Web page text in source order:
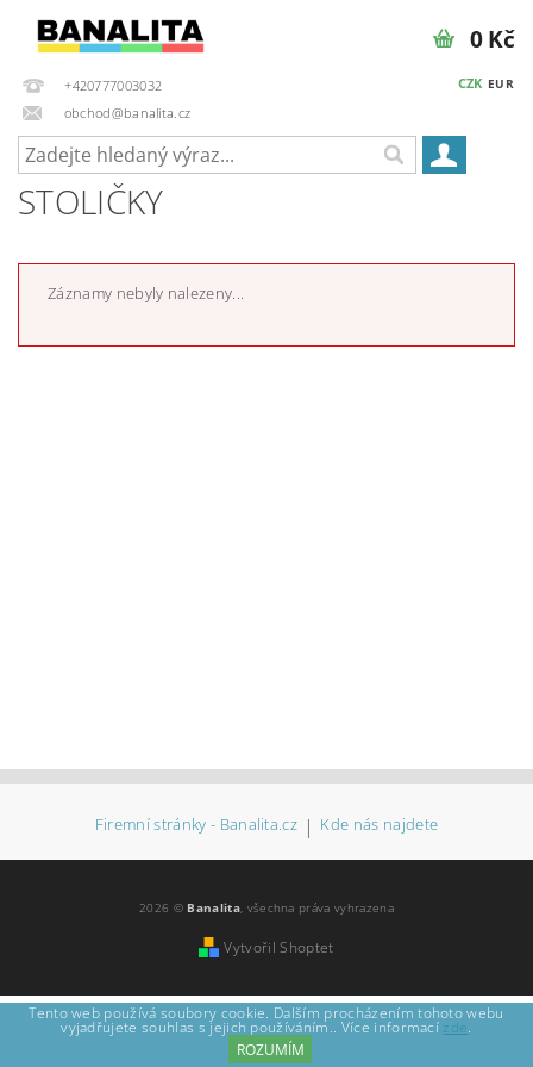
+420777003032
obchod@banalita.cz
CZK EUR
0 Kč
STOLIČKY
Záznamy nebyly nalezeny...
Firemní stránky - Banalita.cz | Kde nás najdete
2026 © Banalita, všechna práva vyhrazena
Vytvořil Shoptet
Tento web používá soubory cookie. Dalším procházením tohoto webu
vyjadřujete souhlas s jejich používáním.. Více informací zde.
ROZUMÍM